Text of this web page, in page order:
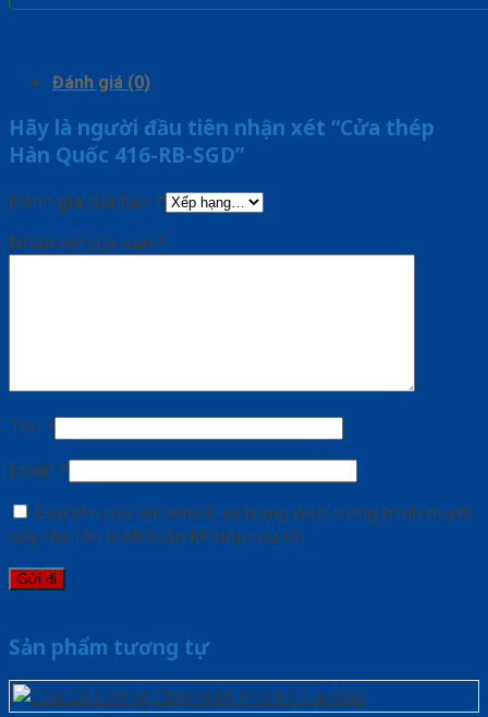
Đánh giá (0)
Hãy là người đầu tiên nhận xét “Cửa thép
Hàn Quốc 416-RB-SGD”
Đánh giá của bạn *
Nhận xét của bạn *
Tên *
Email *
Lưu tên của tôi, email, và trang web trong trình duyệt
này cho lần bình luận kế tiếp của tôi.
Sản phẩm tương tự